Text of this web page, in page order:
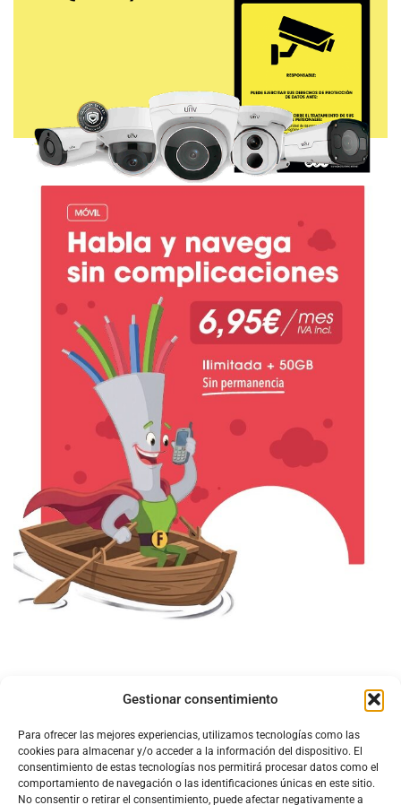
Gestionar consentimiento
Para ofrecer las mejores experiencias, utilizamos tecnologías como las
cookies para almacenar y/o acceder a la información del dispositivo. El
consentimiento de estas tecnologías nos permitirá procesar datos como el
comportamiento de navegación o las identificaciones únicas en este sitio.
No consentir o retirar el consentimiento, puede afectar negativamente a